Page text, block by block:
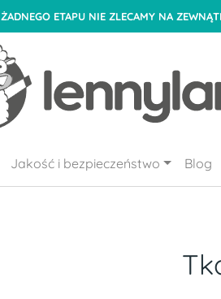
ŻADNEGO ETAPU NIE ZLECAMY NA
Jakość i bezpieczeństwo Blog